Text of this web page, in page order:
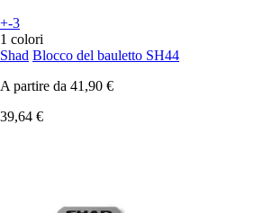
+-3
1 colori
Shad Blocco del bauletto SH44
A partire da 41,90 €
39,64 €